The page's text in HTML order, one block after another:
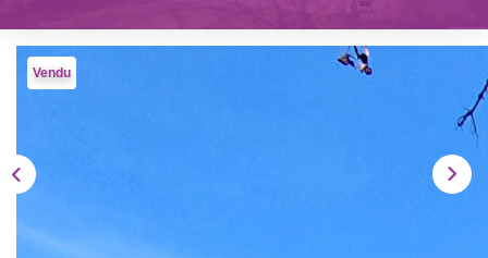
CONTACT
Vendu